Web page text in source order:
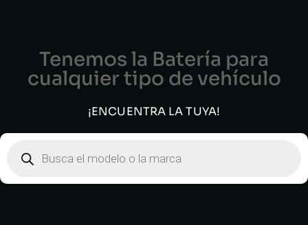
Tenemos la Batería para
cualquier tipo de vehículo
¡ENCUENTRA LA TUYA!